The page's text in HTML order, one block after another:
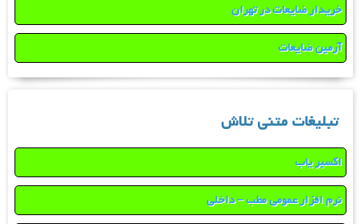
خریدار ضایعات در تهران
آرمین ضایعات
تبلیغات متنی تلاش
اکسیر یاب
نرم افزار عمومی مطب – داخلی